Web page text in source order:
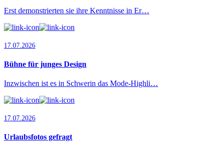
Erst demonstrierten sie ihre Kenntnisse in Er…
17.07.2026
Bühne für junges Design
Inzwischen ist es in Schwerin das Mode-Highli…
17.07.2026
Urlaubsfotos gefragt